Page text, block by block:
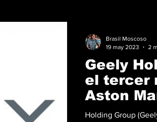
Geely
el tercer
Aston
Holding Group
Brasil Moscoso
19 may 2023
2